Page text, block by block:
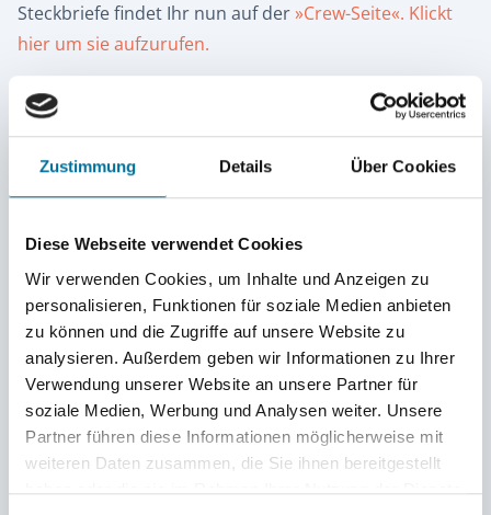
Zustimmung Details Über Cookies
Diese Webseite verwendet Cookies
Wir verwenden Cookies, um Inhalte und Anzeigen zu
personalisieren, Funktionen für soziale Medien anbieten
zu können und die Zugriffe auf unsere Website zu
analysieren. Außerdem geben wir Informationen zu Ihrer
Verwendung unserer Website an unsere Partner für
soziale Medien, Werbung und Analysen weiter. Unsere
Partner führen diese Informationen möglicherweise mit
weiteren Daten zusammen, die Sie ihnen bereitgestellt
haben oder die sie im Rahmen Ihrer Nutzung der Dienste
Steckbriefe findet Ihr nun auf der»Crew-Seite«. Klickt
hier um sie aufzurufen.
Auch die wechselnden Besatzungsmitglieder der
Eeendracht möchten wir an dieser Stelle gelegentlich
vorstellen. Das braucht aber noch seine Zeit.
HSHS-Crew an Bord der Eendracht
----
Grüße
Hannah: Liebe Oma, alles gute zum Geburstag! Ich
hoffe, du hattest einen wunderschönen Tag.